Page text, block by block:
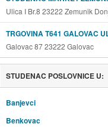
Ulica I Br.8 23222 Zemunik
TRGOVINA T641 GALOVAC
Galovac 87 23222 Galovac
STUDENAC POSLOVNICE U:
Banjevci
Benkovac